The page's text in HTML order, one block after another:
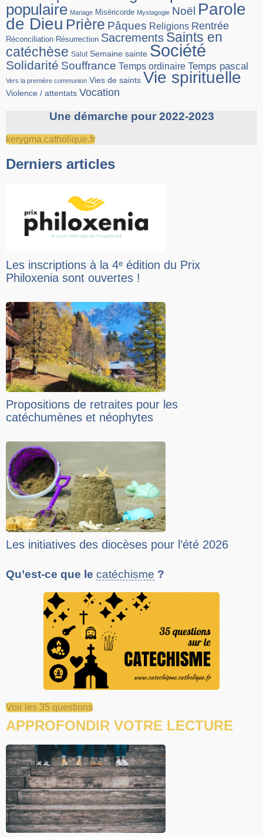
populaire Mariage Miséricorde Mystagogie Noël Parole
de Dieu Prière Pâques Religions Rentrée
Réconciliation Résurrection Sacrements Saints en
catéchèse Salut Semaine sainte Société
Solidarité Souffrance Temps ordinaire Temps pascal
Vers la première communion Vies de saints Vie spirituelle
Violence / attentats Vocation
Une démarche pour 2022-2023
kerygma.catholique.fr
Derniers articles
Les inscriptions à la 4ᵉ édition du Prix
Philoxenia sont ouvertes !
Propositions de retraites pour les
catéchumènes et néophytes
Les initiatives des diocèses pour l’été 2026
Qu’est-ce que le catéchisme ?
Voir les 35 questions
APPROFONDIR VOTRE LECTURE